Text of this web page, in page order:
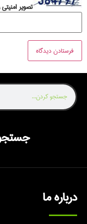
تصویر امنیتی
درباره ما